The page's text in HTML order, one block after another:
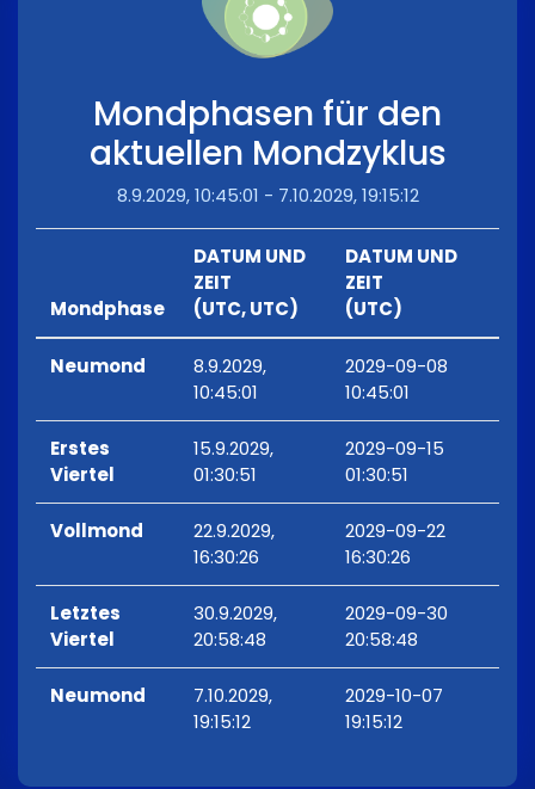
Mondphasen für den
aktuellen Mondzyklus
8.9.2029, 10:45:01 - 7.10.2029, 19:15:12
Mondphase
DATUM UND
ZEIT
(UTC, UTC)
DATUM UND
ZEIT
(UTC)
Neumond
8.9.2029,
10:45:01
2029-09-08
10:45:01
Erstes
Viertel
15.9.2029,
01:30:51
2029-09-15
01:30:51
Vollmond
22.9.2029,
16:30:26
2029-09-22
16:30:26
Letztes
Viertel
30.9.2029,
20:58:48
2029-09-30
20:58:48
Neumond
7.10.2029,
19:15:12
2029-10-07
19:15:12